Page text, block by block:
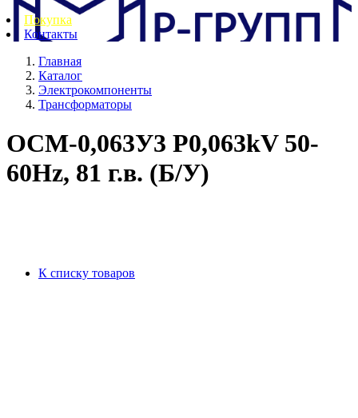
Покупка
Контакты
Главная
Каталог
Электрокомпоненты
Трансформаторы
ОСМ-0,063У3 P0,063kV 50-
60Hz, 81 г.в. (Б/У)
К списку товаров